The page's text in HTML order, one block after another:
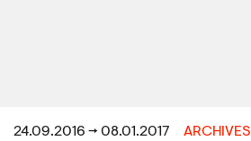
24.09.2016 → 08.01.2017 ARCHIVES